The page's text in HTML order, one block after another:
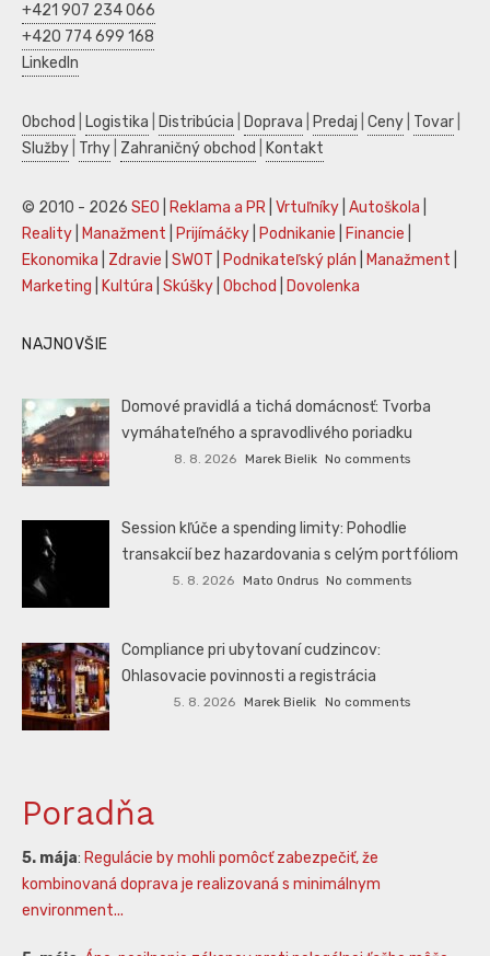
+421 907 234 066
+420 774 699 168
LinkedIn
Obchod Logistika Distribúcia Doprava Predaj Ceny Tovar
Služby Trhy Zahraničný obchod Kontakt
© 2010 - 2026 SEO Reklama a PR Vrtuľníky Autoškola
Reality
Manažment Prijímáčky Podnikanie Financie
Ekonomika
Zdravie SWOT Podnikateľský plán Manažment
Marketing
Kultúra Skúšky Obchod Dovolenka
NAJNOVŠIE
Domové pravidlá a tichá domácnosť: Tvorba
vymáhateľného a spravodlivého poriadku
8. 8. 2026 Marek Bielik No comments
Session kľúče a spending limity: Pohodlie
transakcií bez hazardovania s celým portfóliom
5. 8. 2026 Mato Ondrus No comments
Compliance pri ubytovaní cudzincov:
Ohlasovacie povinnosti a registrácia
5. 8. 2026 Marek Bielik No comments
Poradňa
5. mája: Regulácie by mohli pomôcť zabezpečiť, že
kombinovaná doprava je realizovaná s minimálnym
environment...